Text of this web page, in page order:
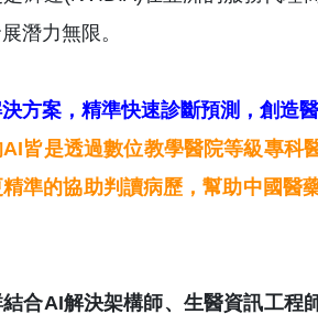
潛力無限。
方案，精準快速診斷預測，創造
皆是透過數位教學醫院等級專科
準的協助判讀病歷，幫助中國醫
合AI解決架構師、生醫資訊工程